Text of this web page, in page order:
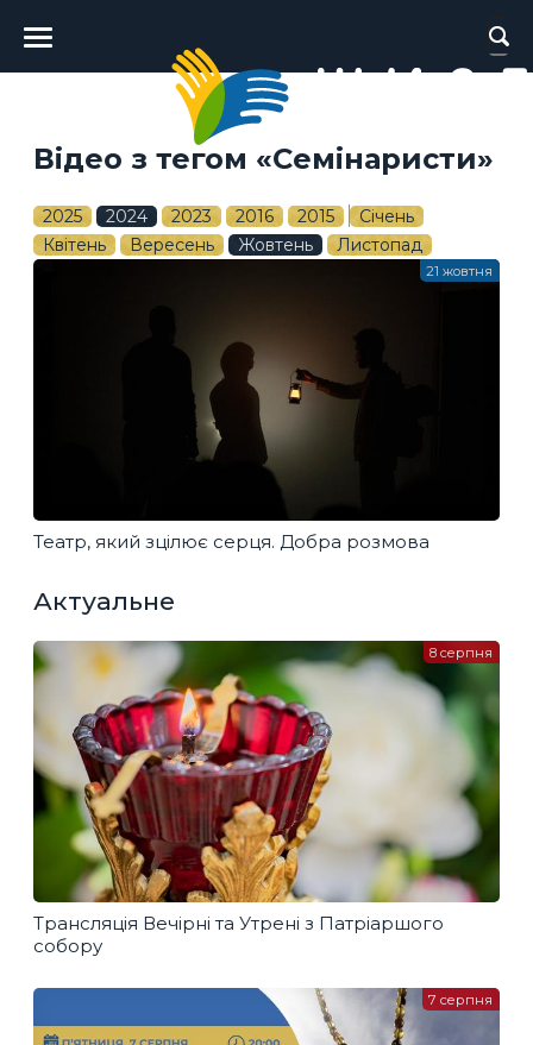
Головне
меню
Відео з тегом «Семінаристи»
2025 2024 2023 2016 2015
Січень
Квітень
Вересень Жовтень Листопад
Театр, який зцілює серця. Добра розмова
21 жовтня
Актуальне
Трансляція Вечірні та Утрені з Патріаршого
собору
8 серпня
7 серпня